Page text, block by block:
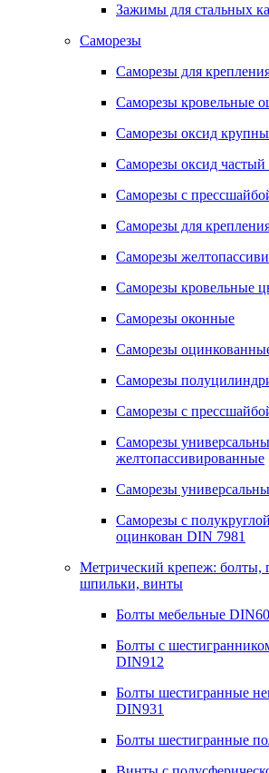
Зажимы для стальных
Саморезы
Саморезы для
Саморезы кровельные
Саморезы оксид
Саморезы оксид
Саморезы с
Саморезы для
Саморезы
Саморезы кровельные
Саморезы оконные
Саморезы
Саморезы
Саморезы с
Саморезы
желтопассивированные
Саморезы
Саморезы с
оцинкован DIN 7981
Метрический крепеж: болты,
шпильки, винты
Болты мебельные
Болты с
DIN912
Болты шестигранные
DIN931
Болты шестигранные